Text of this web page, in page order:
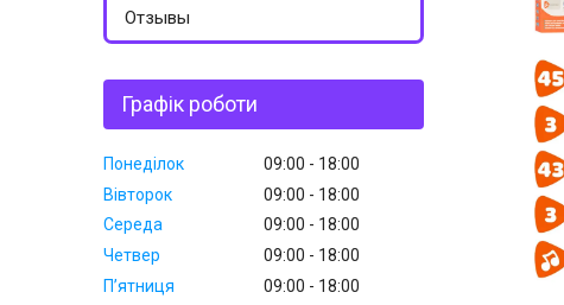
Отзывы
Графік роботи
Понеділок 09:00
18:00
Вівторок
09:00
18:00
Середа
09:00
18:00
Четвер
09:00
18:00
Пʼятниця
09:00
18:00